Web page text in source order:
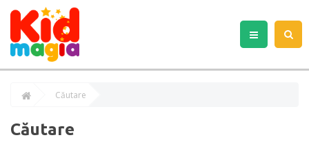
Căutare
Căutare